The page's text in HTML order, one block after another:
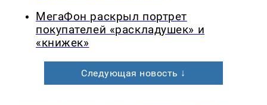
МегаФон раскрыл портрет
покупателей «раскладушек» и
«книжек»
Следующая новость ↓